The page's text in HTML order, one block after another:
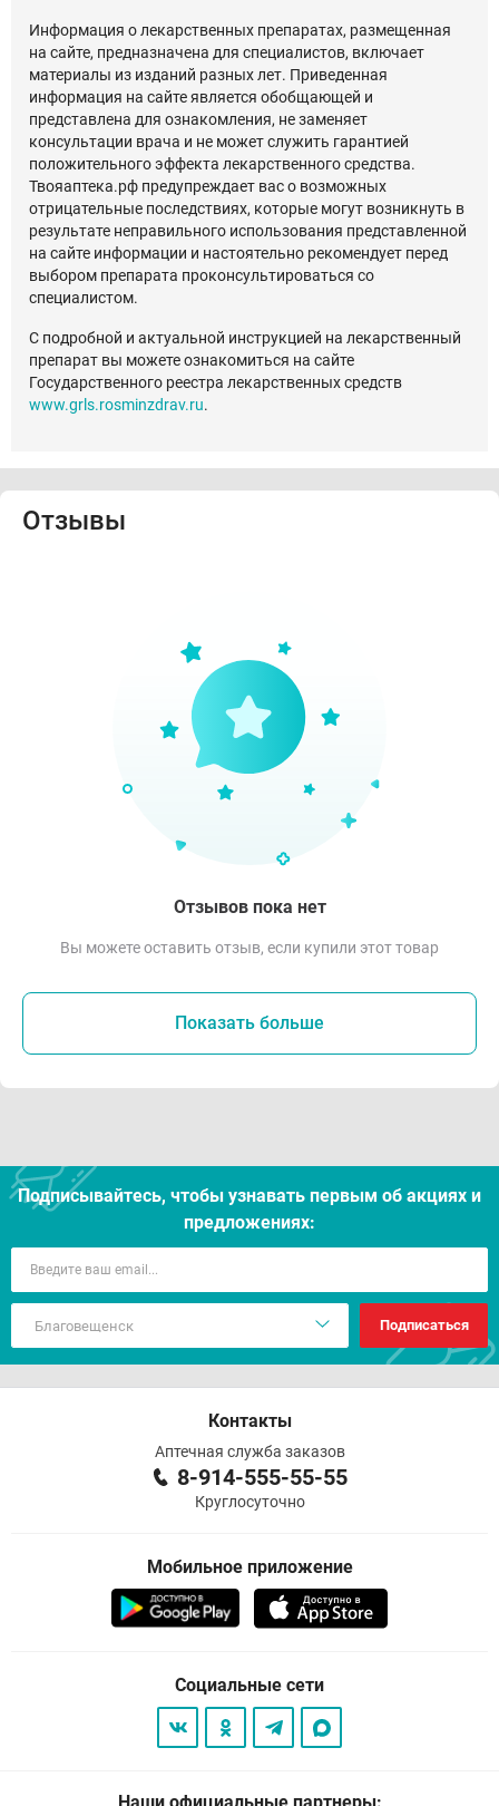
Информация о лекарственных препаратах, размещенная
на сайте, предназначена для специалистов, включает
материалы из изданий разных лет. Приведенная
информация на сайте является обобщающей и
представлена для ознакомления, не заменяет
консультации врача и не может служить гарантией
положительного эффекта лекарственного средства.
Твояаптека.рф предупреждает вас о возможных
отрицательные последствиях, которые могут возникнуть в
результате неправильного использования представленной
на сайте информации и настоятельно рекомендует перед
выбором препарата проконсультироваться со
специалистом.
С подробной и актуальной инструкцией на лекарственный
препарат вы можете ознакомиться на сайте
Государственного реестра лекарственных средств
www.grls.rosminzdrav.ru.
Отзывы
Отзывов пока нет
Вы можете оставить отзыв, если купили этот товар
Показать больше
Подписывайтесь, чтобы узнавать первым об акцияx и
предложениях:
Подписаться
Контакты
Аптечная служба заказов
8-914-555-55-55
Круглосуточно
Мобильное приложение
Социальные сети